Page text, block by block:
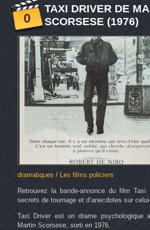
0
TAXI DRIVER DE
SCORSESE (1976)
dramatiques/Les films policiers
Retrouvez la bande-annonce du film Taxi
secrets de tournage et d’anecdotes sur
Taxi Driver est un drame psychologique
Martin Scorsese, sorti en 1976.